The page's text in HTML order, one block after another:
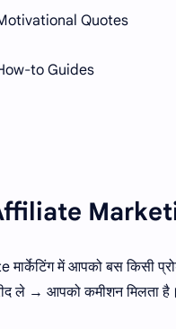
Quotes
to Guides
मार्केटिंग में आपको बस किसी
ले → आपको कमीशन मिलता है।